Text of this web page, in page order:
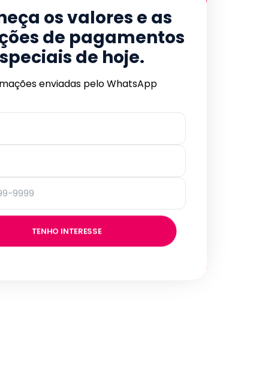
os valores e as
de pagamentos
de hoje.
enviadas pelo WhatsApp
TENHO INTERESSE